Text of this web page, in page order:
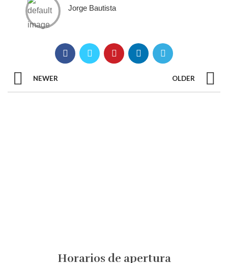
Jorge Bautista
NEWER OLDER
Horarios de apertura